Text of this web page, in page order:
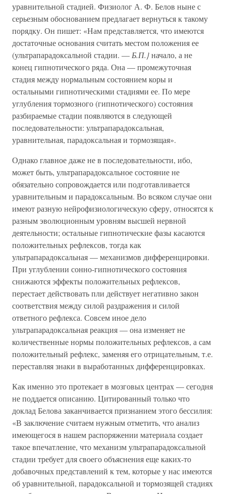
уравнительной стадией. Физиолог А. Ф. Белов ныне с
серьезным обоснованием предлагает вернуться к такому
порядку. Он пишет: «Нам представляется, что имеются
достаточные основания считать местом положения ее
(ультрапарадоксальной стадии. — Б.П.}начало, а не
конец гипнотического ряда. Она — промежуточная
стадия между нормальным состоянием коры и
остальными гипнотическими стадиями ее. По мере
углубления тормозного (гипнотического) состояния
разбираемые стадии появляются в следующей
последовательности: ультрапарадоксальная,
уравнительная, парадоксальная и тормозящая».
Однако главное даже не в последовательности, ибо,
может быть, ультрапарадоксальное состояние не
обязательно сопровождается или подготавливается
уравнительным и парадоксальным. Во всяком случае они
имеют разную нейрофизиологическую сферу, относятся к
разным эволюционным уровням высшей нервной
деятельности; остальные гипнотические фазы касаются
положительных рефлексов, тогда как
ультрапарадоксальная — механизмов дифференцировки.
При углублении сонно-гипнотического состояния
снижаются эффекты положительных рефлексов,
перестает действовать пли действует негативно закон
соответствия между силой раздражения и силой
ответного рефлекса. Совсем иное дело
ультрапарадоксальная реакция — она изменяет не
количественные нормы положительных рефлексов, а сам
положительный рефлекс, заменяя его отрицательным, т.е.
переставляя знаки в выработанных дифференцировках.
Как именно это протекает в мозговых центрах — сегодня
не поддается описанию. Цитированный только что
доклад Белова заканчивается признанием этого бессилия:
«В заключение считаем нужным отметить, что анализ
имеющегося в нашем распоряжении материала создает
такое впечатление, что механизм ультрапарадоксальной
стадии требует для своего объяснения еще каких-то
добавочных представлений к тем, которые у нас имеются
об уравнительной, парадоксальной и тормозящей стадиях